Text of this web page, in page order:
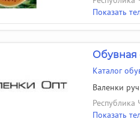
Показать
Обувная
Каталог
Валенки
Республика
Показать